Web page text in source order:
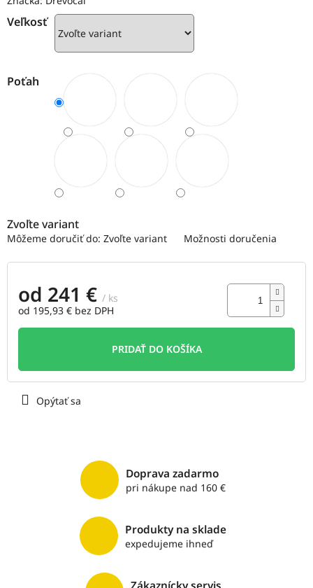
Veľkosť
Poťah
Zvoľte variant
Môžeme doručiť do: Zvoľte variant Možnosti doručenia
od 241 € / ks
od 195,93 € bez DPH
Jednotková
PRIDAŤ DO KOŠÍKA
Opýtať sa
Doprava zadarmo
pri nákupe nad 160 €
Produkty na sklade
expedujeme ihneď